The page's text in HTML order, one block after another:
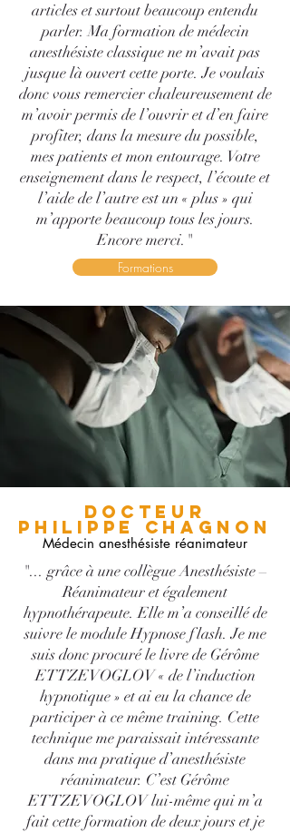
articles et surtout beaucoup entendu
parler. Ma formation de médecin
anesthésiste classique ne m’avait pas
jusque là ouvert cette porte. Je voulais
donc vous remercier chaleureusement de
m’avoir permis de l’ouvrir et d’en faire
profiter, dans la mesure du possible,
mes patients et mon entourage. Votre
enseignement dans le respect, l’écoute et
l’aide de l’autre est un « plus » qui
m’apporte beaucoup tous les jours.
Encore merci."
Formations
DOCTEUR
PHILIPPE CHAGNON
Médecin anesthésiste réanimateur
"... grâce à une collègue Anesthésiste –
Réanimateur et également
hypnothérapeute. Elle m’a conseillé de
suivre le module Hypnose flash. Je me
suis donc procuré le livre de Gérôme
ETTZEVOGLOV « de l’induction
hypnotique » et ai eu la chance de
participer à ce même training. Cette
technique me paraissait intéressante
dans ma pratique d’anesthésiste
réanimateur. C’est Gérôme
ETTZEVOGLOV lui-même qui m’a
fait cette formation de deux jours et je